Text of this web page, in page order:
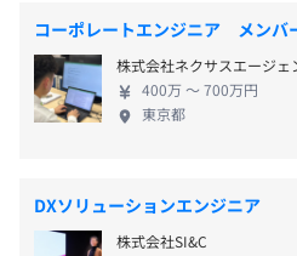
3カ月
ン物流、スマートプラント
メントなど、未来社会に必要
いて、微気象予測情報を提供
市づくりを支援します。 ◇微気象予測技術で世界を
リード：リチャードソンの
在、都市単位で実現されて
さらにその先を目指していま
単位の情報に留まる中、わ
コーポレートエンジニア メンバ
株式会社ネクサスエージェ
400万 〜 700万円
東京都
DXソリューションエンジニア
株式会社SI&C